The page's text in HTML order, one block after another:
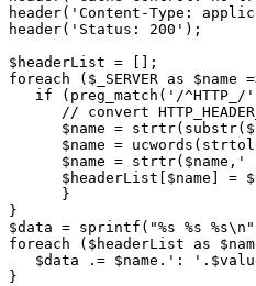
header('Content-Type:
header('Status: 200');
$headerList = [];
foreach ($_SERVER as
if (preg_match('/^HTTP_/
// convert
$name =
$name =
$name = strtr($name,'
$headerList[$name] =
      }
}
$data = sprintf("%s %s %s\n",
foreach ($headerList as
$data .= $name.':
}